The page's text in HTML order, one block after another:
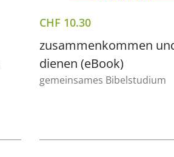
CHF 10.30
zusammenkommen
dienen (eBook)
gemeinsames Bibelstudium